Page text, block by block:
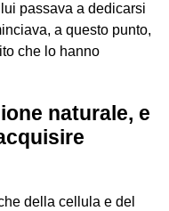
passava a dedicarsi
a questo punto,
che lo hanno
naturale, e
della cellula e del